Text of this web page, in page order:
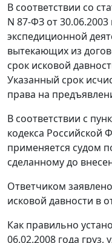
В соответствии со
N 87-ФЗ от
экспедиционной
вытекающих из
срок исковой
Указанный срок
права на
В соответствии с
кодекса Российской
применяется судом
сделанному до
Ответчиком
исковой давности в
Как правильно
06.02.2008 года